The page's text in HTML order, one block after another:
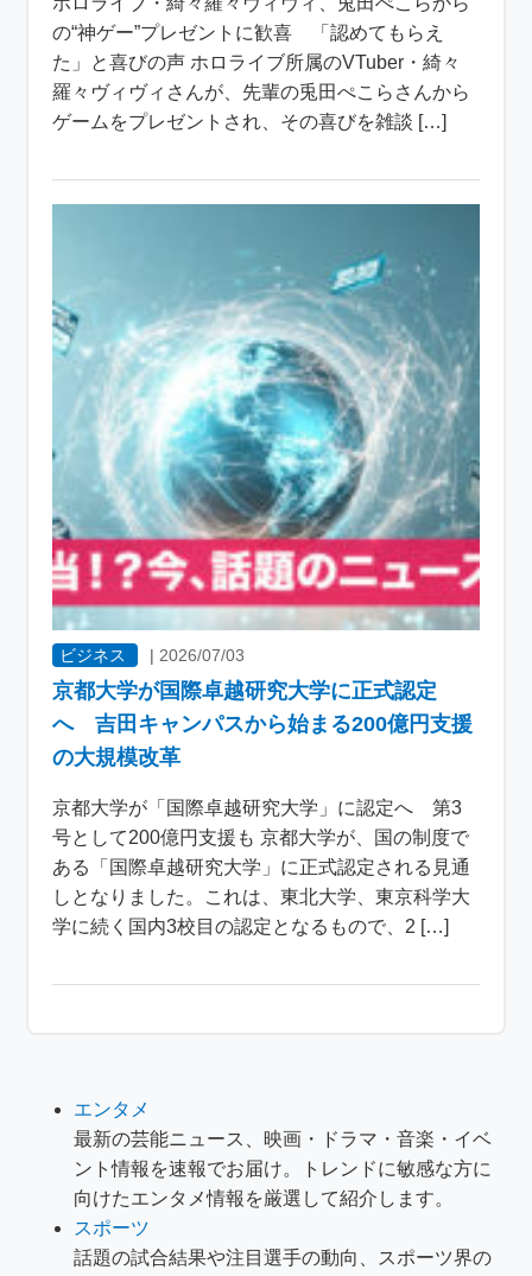
の“神ゲー”プレゼントに歓喜 「認めてもらえ
た」と喜びの声 ホロライブ所属のVTuber・綺々
羅々ヴィヴィさんが、先輩の兎田ぺこらさんから
ゲームをプレゼントされ、その喜びを雑談 […]
ビジネス |2026/07/03
京都大学が国際卓越研究大学に正式認定
へ 吉田キャンパスから始まる200億円支援
の大規模改革
京都大学が「国際卓越研究大学」に認定へ 第3
号として200億円支援も 京都大学が、国の制度で
ある「国際卓越研究大学」に正式認定される見通
しとなりました。これは、東北大学、東京科学大
学に続く国内3校目の認定となるもので、2 […]
エンタメ
最新の芸能ニュース、映画・ドラマ・音楽・イベ
ント情報を速報でお届け。トレンドに敏感な方に
向けたエンタメ情報を厳選して紹介します。
スポーツ
話題の試合結果や注目選手の動向、スポーツ界の